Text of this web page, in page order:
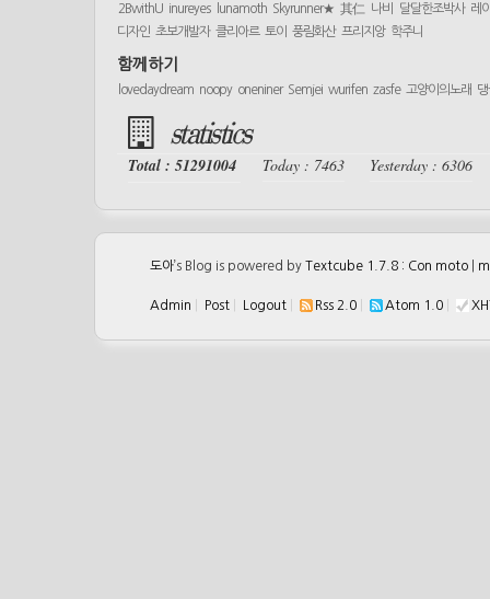
2BwithU inureyes lunamoth Skyrunner★ 其仁 나비 달달한조박사 레
디자인 초보개발자 클리아르 토이 풍림화산 프리지앙 학주니
함께하기
lovedaydream noopy oneniner Semjei wurifen zasfe 고양이의노래
statistics
Total : 51291004 Today : 7463 Yesterday : 6306
도아’s Blog is powered by Textcube 1.7.8 : Con moto
Admin Post Logout Rss 2.0 Atom 1.0